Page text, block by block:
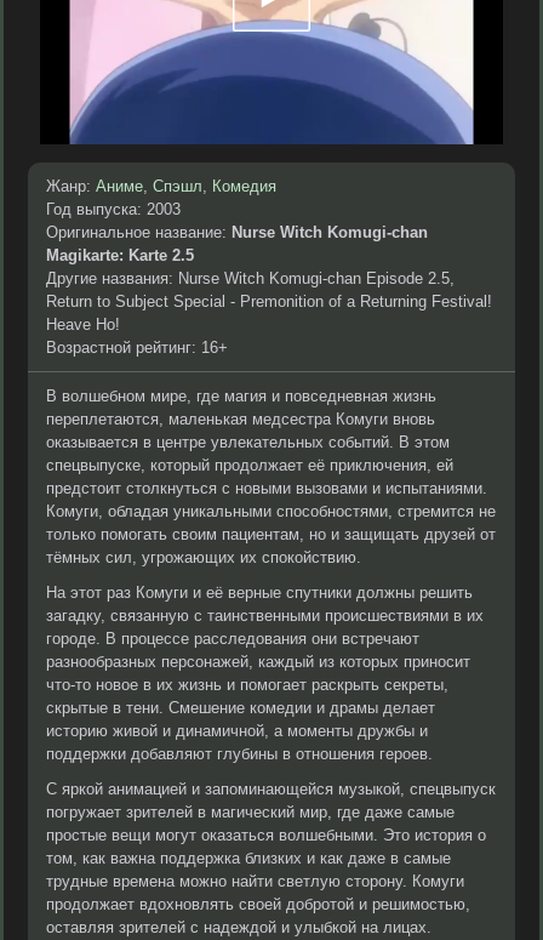
Жанр: Аниме, Спэшл, Комедия
Год выпуска: 2003
Оригинальное название: Nurse Witch Komugi-chan
Magikarte: Karte 2.5
Другие названия: Nurse Witch Komugi-chan Episode 2.5,
Return to Subject Special - Premonition of a Returning Festival!
Heave Ho!
Возрастной рейтинг: 16+
В волшебном мире, где магия и повседневная жизнь
переплетаются, маленькая медсестра Комуги вновь
оказывается в центре увлекательных событий. В этом
спецвыпуске, который продолжает её приключения, ей
предстоит столкнуться с новыми вызовами и испытаниями.
Комуги, обладая уникальными способностями, стремится не
только помогать своим пациентам, но и защищать друзей от
тёмных сил, угрожающих их спокойствию.
На этот раз Комуги и её верные спутники должны решить
загадку, связанную с таинственными происшествиями в их
городе. В процессе расследования они встречают
разнообразных персонажей, каждый из которых приносит
что-то новое в их жизнь и помогает раскрыть секреты,
скрытые в тени. Смешение комедии и драмы делает
историю живой и динамичной, а моменты дружбы и
поддержки добавляют глубины в отношения героев.
С яркой анимацией и запоминающейся музыкой, спецвыпуск
погружает зрителей в магический мир, где даже самые
простые вещи могут оказаться волшебными. Это история о
том, как важна поддержка близких и как даже в самые
трудные времена можно найти светлую сторону. Комуги
продолжает вдохновлять своей добротой и решимостью,
оставляя зрителей с надеждой и улыбкой на лицах.